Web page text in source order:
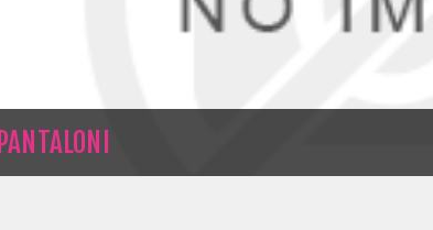
PANTALONI